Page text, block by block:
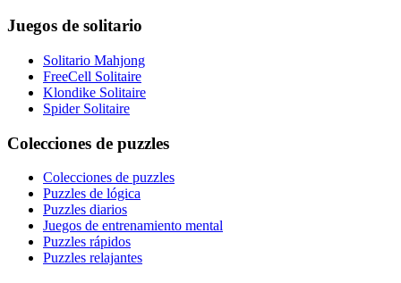
Juegos de solitario
Solitario Mahjong
FreeCell Solitaire
Klondike Solitaire
Spider Solitaire
Colecciones de puzzles
Colecciones de puzzles
Puzzles de lógica
Puzzles diarios
Juegos de entrenamiento mental
Puzzles rápidos
Puzzles relajantes